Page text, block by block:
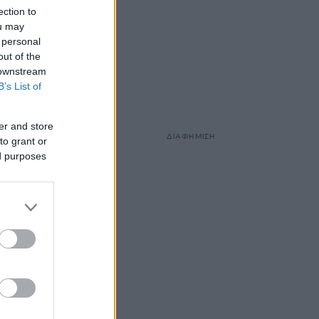
to
may
of the
List of
and store
grant or
purposes
ΔΙΑΦΗΜΙΣΗ